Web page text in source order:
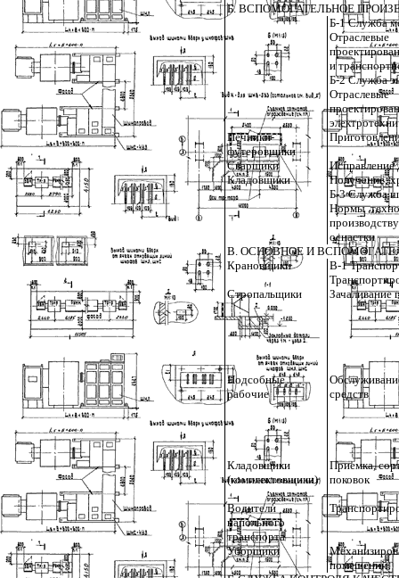
Б. ВСПОМОГАТЕЛЬНОЕ
Б-1 Служба
и
Б-2 Служба
Печники-
футеровщики
Сварщики
Исправление
Кладовщики
Получение,
Б-3 Служба
Нормы
оснастки
В. ОСНОВНОЕ И
Крановщики
B-1
Стропальщики
Зачаливание
Подсобные
рабочие
средств
Кладовщики
(комплектовщики)
Приемка,
поковок
Водители
напольного
транспорта
Уборщики
помещений